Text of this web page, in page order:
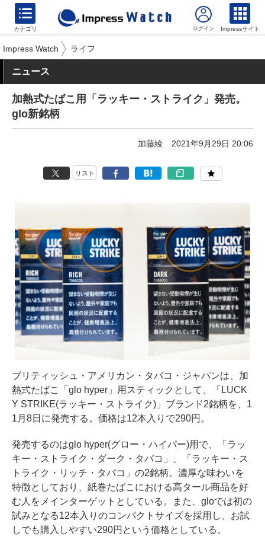
カテゴリ Impressサイト
Impress Watch ライフ
ニュース
加熱式たばこ用「ラッキー・ストライク」発売。
glo新銘柄
加藤綾 2021年9月29日 20:06
リスト
ブリティッシュ・アメリカン・タバコ・ジャパンは、加
熱式たばこ「glo hyper」用スティックとして、「LUCK
Y STRIKE(ラッキー・ストライク)」ブランド2銘柄を、1
1月8日に発売する。価格は12本入りで290円。
発売するのはglo hyper(グロー・ハイパー)用で、「ラッ
キー・ストライク・ダーク・タバコ」、「ラッキー・ス
トライク・リッチ・タバコ」の2銘柄。濃厚な味わいを
特徴としており、紙巻たばこにおける高タール商品を好
む人をメインターゲットとしている。また、gloでは初の
試みとなる12本入りのコンパクトサイズを採用し、お試
しでも購入しやすい290円という価格としている。